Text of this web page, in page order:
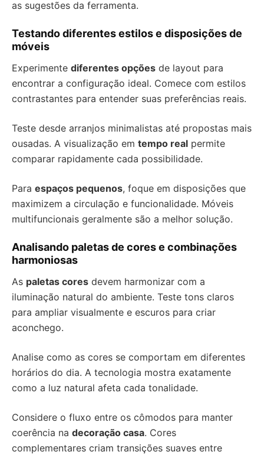
as sugestões da ferramenta.
Testando diferentes estilos e disposições de
móveis
Experimente diferentes opções de layout para
encontrar a configuração ideal. Comece com estilos
contrastantes para entender suas preferências reais.
Teste desde arranjos minimalistas até propostas mais
ousadas. A visualização em tempo real permite
comparar rapidamente cada possibilidade.
Para espaços pequenos, foque em disposições que
maximizem a circulação e funcionalidade. Móveis
multifuncionais geralmente são a melhor solução.
Analisando paletas de cores e combinações
harmoniosas
As paletas cores devem harmonizar com a
iluminação natural do ambiente. Teste tons claros
para ampliar visualmente e escuros para criar
aconchego.
Analise como as cores se comportam em diferentes
horários do dia. A tecnologia mostra exatamente
como a luz natural afeta cada tonalidade.
Considere o fluxo entre os cômodos para manter
coerência na decoração casa. Cores
complementares criam transições suaves entre